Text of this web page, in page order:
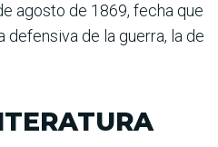
agosto de 1869, fecha que
defensiva de la guerra, la de